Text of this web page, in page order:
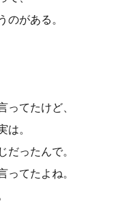
のがある。
ってたけど、
は。
ったんで。
ってたよね。